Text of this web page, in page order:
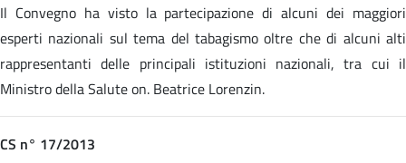
Il Convegno ha visto la partecipazione di alcuni dei maggiori
esperti nazionali sul tema del tabagismo oltre che di alcuni alti
rappresentanti delle principali istituzioni nazionali, tra cui il
Ministro della Salute on. Beatrice Lorenzin.
CS n° 17/2013